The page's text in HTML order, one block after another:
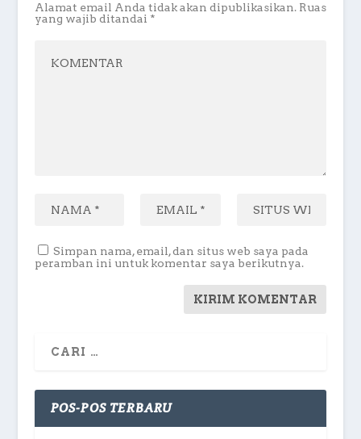
Alamat email Anda tidak akan dipublikasikan. Ruas
yang wajib ditandai *
Simpan nama, email, dan situs web saya pada
peramban ini untuk komentar saya berikutnya.
POS-POS TERBARU